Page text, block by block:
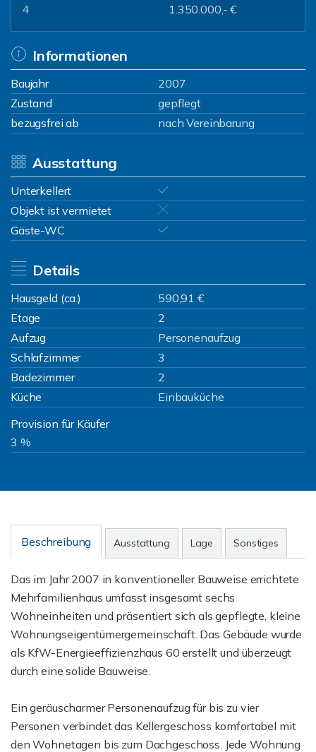
4
1.350.000,- €
Informationen
Baujahr
2007
Zustand
gepflegt
bezugsfrei ab
nach Vereinbarung
Ausstattung
Unterkellert
Objekt ist vermietet
Gäste-WC
Details
Hausgeld (ca.)
590,91 €
Etage
2
Aufzug
Personenaufzug
Schlafzimmer
3
Badezimmer
2
Küche
Einbauküche
Provision für Käufer
3 %
Beschreibung Ausstattung Lage Sonstiges
Das im Jahr 2007 in konventioneller Bauweise errichtete
Mehrfamilienhaus umfasst insgesamt sechs
Wohneinheiten und präsentiert sich als gepflegte, kleine
Wohnungseigentümergemeinschaft. Das Gebäude wurde
als KfW-Energieeffizienzhaus 60 erstellt und überzeugt
durch eine solide Bauweise.
Ein geräuscharmer Personenaufzug für bis zu vier
Personen verbindet das Kellergeschoss komfortabel mit
den Wohnetagen bis zum Dachgeschoss. Jede Wohnung